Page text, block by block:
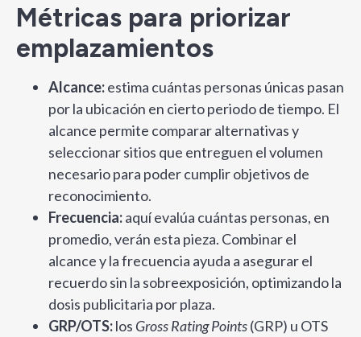
Métricas para priorizar
emplazamientos
Alcance:estima cuántas personas únicas pasan
por la ubicación en cierto periodo de tiempo. El
alcance permite comparar alternativas y
seleccionar sitios que entreguen el volumen
necesario para poder cumplir objetivos de
reconocimiento.
Frecuencia:aquí evalúa cuántas personas, en
promedio, verán esta pieza. Combinar el
alcance y la frecuencia ayuda a asegurar el
recuerdo sin la sobreexposición, optimizando la
dosis publicitaria por plaza.
GRP/OTS:los Gross Rating Points(GRP) u OTS